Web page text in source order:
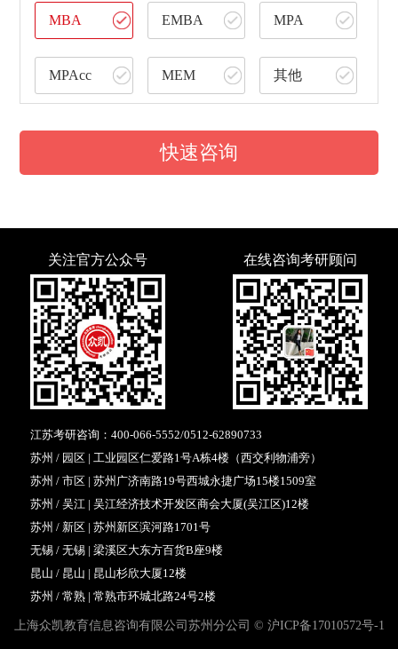
MBA EMBA MPA
MPAcc MEM 其他
快速咨询
关注官方公众号 在线咨询考研顾问
江苏考研咨询： 400-066-5552/0512-62890733
苏州 / 园区 | 工业园区仁爱路1号A栋4楼（西交利物浦旁）
苏州 / 市区 | 苏州广济南路19号西城永捷广场15楼1509室
苏州 / 吴江 | 吴江经济技术开发区商会大厦(吴江区)12楼
苏州 / 新区 | 苏州新区滨河路1701号
无锡 / 无锡 | 梁溪区大东方百货B座9楼
昆山 / 昆山 | 昆山杉欣大厦12楼
苏州 / 常熟 | 常熟市环城北路24号2楼
上海众凯教育信息咨询有限公司苏州分公司 © 沪ICP备17010572号-1